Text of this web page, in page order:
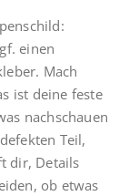
einen
Mach
ist deine feste
nachschauen
Teil,
dir, Details
ob etwas